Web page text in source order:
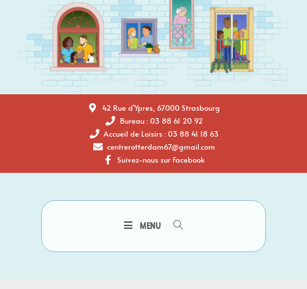
42 Rue d'Ypres, 67000 Strasbourg
Bureau : 03 88 61 20 92
Accueil de Loisirs : 03 88 41 18 63
centrerotterdam67@gmail.com
Suivez-nous sur Facebook
MENU